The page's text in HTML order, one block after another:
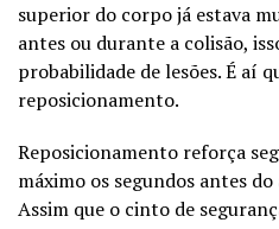
superior do corpo já estava
antes ou durante a colisão,
probabilidade de lesões. É aí
reposicionamento.
Reposicionamento reforça
máximo os segundos antes
Assim que o cinto de